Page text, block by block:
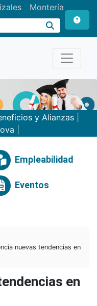
Montería
y Alianzas|
Empleabilidad
Eventos
nuevas tendencias en
en